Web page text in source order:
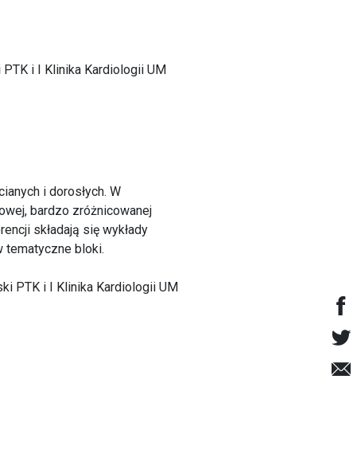
PTK i I Klinika Kardiologii UM
i dorosłych. W
bardzo zróżnicowanej
składają się wykłady
tematyczne bloki.
PTK i I Klinika Kardiologii UM